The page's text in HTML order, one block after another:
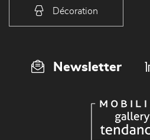
Décoration
Newsletter